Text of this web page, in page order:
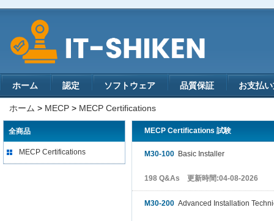
ホーム 認定 ソフトウェア 品質保証 お支払
ホーム > MECP > MECP Certifications
全商品
MECP Certifications
MECP Certifications 試験
M30-100 Basic Installer
198 Q&As 更新時間:04-08-2026
M30-200 Advanced Installation